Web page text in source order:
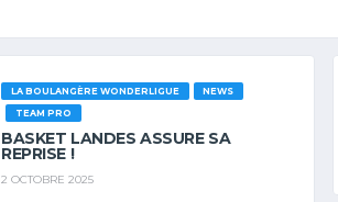
LA BOULANGÈRE WONDERLIGUE
NEWS
TEAM PRO
BASKET LANDES ASSURE SA
REPRISE !
2 OCTOBRE 2025